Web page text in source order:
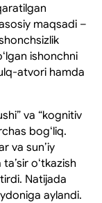
maqsadi –
ishonchni
atvori hamda
va “kognitiv
bogʻliq.
va sunʼiy
oʻtkazish
Natijada
aylandi.